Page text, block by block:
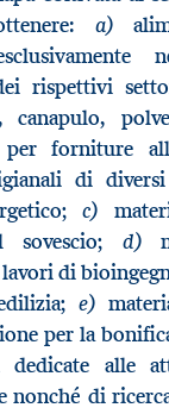
a)
rispettivi
canapulo,
per forniture
di
c)
sovescio; d)
lavori di
e)
per la
dedicate alle
nonché di